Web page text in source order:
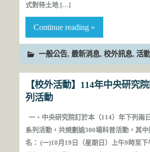
式對待土地 […]
Continue reading »
一般公告, 最新消息, 校外訊息, 活
【校外活動】114年中央研究
列活動
一、中央研究院訂於本（114）年下列兩
系列活動，共規劃逾300場科普活動，其
名： (一)10月19日（星期日）上午9時至